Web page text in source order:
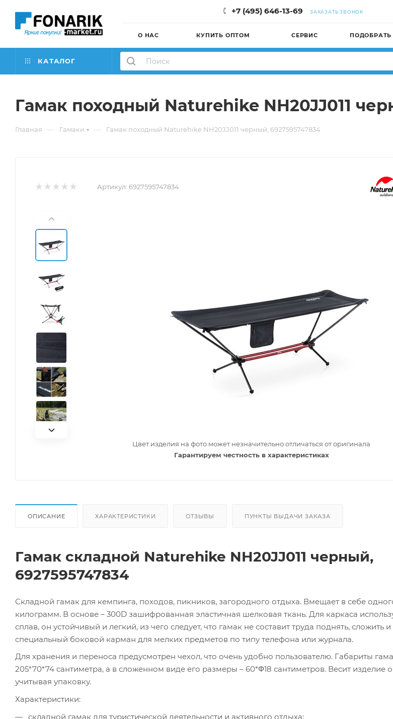
+7 (495) 646-13-69 ЗАКАЗАТЬ ЗВОНОК
О НАС КУПИТЬ ОПТОМ СЕРВИС
КАТАЛОГ
Гамак походный Naturehike NH20JJ011
Главная — Гамаки — Гамак походный Naturehike NH20JJ011 черный, 6927595747834
Артикул: 6927595747834
Цвет изделия на фото может незначительно отличаться от оригинала
Гарантируем честность в характеристиках
ОПИСАНИЕ ХАРАКТЕРИСТИКИ ОТЗЫВЫ ПУНКТЫ ВЫДАЧИ ЗАКАЗА
Гамак складной Naturehike NH20JJ011 черный,
6927595747834
Складной гамак для кемпинга, походов, пикников, загородного отдыха. Вмещает в себе
килограмм. В основе – 300D зашифрованная эластичная шелковая ткань. Для каркаса
сплав, он устойчивый и легкий, из чего следует, что гамак не составит труда поднять, сложить и
специальный боковой карман для мелких предметов по типу телефона или журнала.
Для хранения и переноса предусмотрен чехол, что очень удобно пользователю. Габариты
205*70*74 сантиметра, а в сложенном виде его размеры – 60*Φ18 сантиметров. Весит изделие
учитывая упаковку.
Характеристики:
складной гамак для туристической деятельности и активного отдыха;